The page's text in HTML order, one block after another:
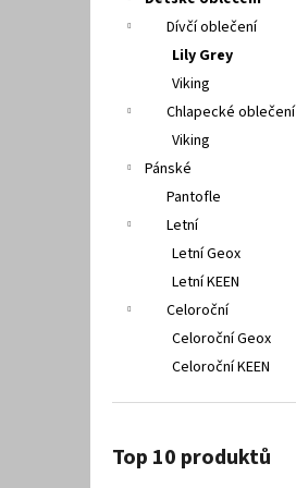
Dívčí oblečení
Lily Grey
Viking
Chlapecké oblečení
Viking
Pánské
Pantofle
Letní
Letní Geox
Letní KEEN
Celoroční
Celoroční Geox
Celoroční KEEN
Top 10 produktů
660 Kč